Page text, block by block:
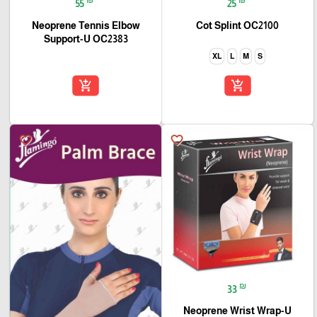
25
Cot Splint OC2100
S
M
L
XL
add_shopping_cart
55
Neoprene Tennis Elbow
Support-U OC2383
add_shopping_cart
favorite_border
33 ₪
Neoprene Wrist Wrap-U
favorite_border